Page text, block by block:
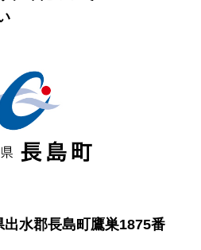
水郡長島町鷹巣1875番